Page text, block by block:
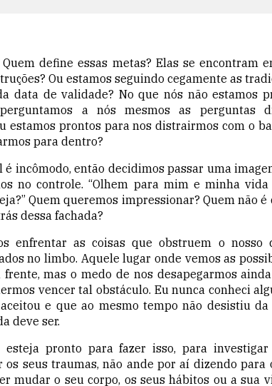
define essas metas? Elas se encontram
Ou estamos seguindo cegamente as
data de validade? No que nós não estamos
a nós mesmos as perguntas
estamos prontos para nos distrairmos com o
para dentro?
é incômodo, então decidimos passar uma
no controle. “Olhem para mim e minha vida
Quem queremos impressionar? Quem não é
dessa fachada?
enfrentar as coisas que obstruem o nosso
no limbo. Aquele lugar onde vemos as
frente, mas o medo de nos desapegarmos
vencer tal obstáculo. Eu nunca conheci
e que ao mesmo tempo não desistiu
deve ser.
esteja pronto para fazer isso, para investigar
os seus traumas, não ande por aí dizendo para
mudar o seu corpo, os seus hábitos ou a sua